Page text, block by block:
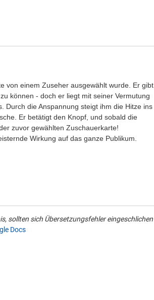
von einem Zuseher ausgewählt wurde. Er gibt
können - doch er liegt mit seiner Vermutung
Durch die Anspannung steigt ihm die Hitze ins
Er betätigt den Knopf, und sobald die
zuvor gewählten Zuschauerkarte!
Wirkung auf das ganze Publikum.
sollten sich Übersetzungsfehler eingeschlichen
Docs